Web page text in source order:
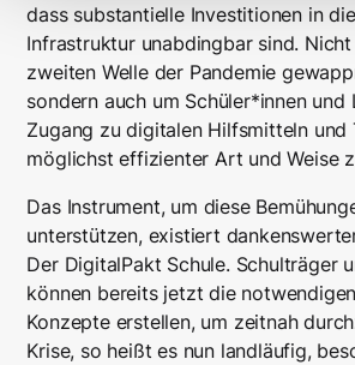
dass substantielle Investitionen in
Infrastruktur unabdingbar sind.
zweiten Welle der Pandemie
sondern auch um Schüler*innen und
Zugang zu digitalen Hilfsmitteln und
möglichst effizienter Art und Weise
Das Instrument, um diese
unterstützen, existiert
Der DigitalPakt Schule. Schulträger
können bereits jetzt die
Konzepte erstellen, um zeitnah
Krise, so heißt es nun landläufig,